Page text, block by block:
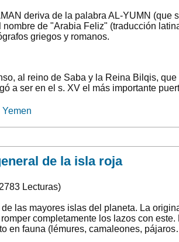
deriva de la palabra AL-YUMN (que
de "Arabia Feliz" (traducción
griegos y romanos.
al reino de Saba y la Reina Bilqis,
a ser en el s. XV el más importante
de la isla roja
Lecturas)
las mayores islas del planeta. La
completamente los lazos con
en fauna (lémures, camaleones,